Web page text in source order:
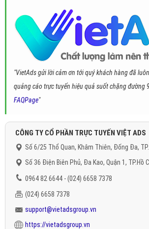
"VietAds gửi lời cảm ơn tới quý khách hàng đã
quảng cáo trực tuyến hiệu quả suốt chặng đường
FAQPage"
CÔNG TY CỔ PHẦN TRỰC TUYẾN VIỆT ADS
Số 6/25 Thổ Quan, Khâm Thiên, Đống Đa,
Số 36 Điện Biên Phủ, Đa Kao, Quận 1, TP.Hồ
0964 82 6644 - (024) 6658 7378
(024) 6658 7378
support@vietadsgroup.vn
https://vietadsgroup.vn